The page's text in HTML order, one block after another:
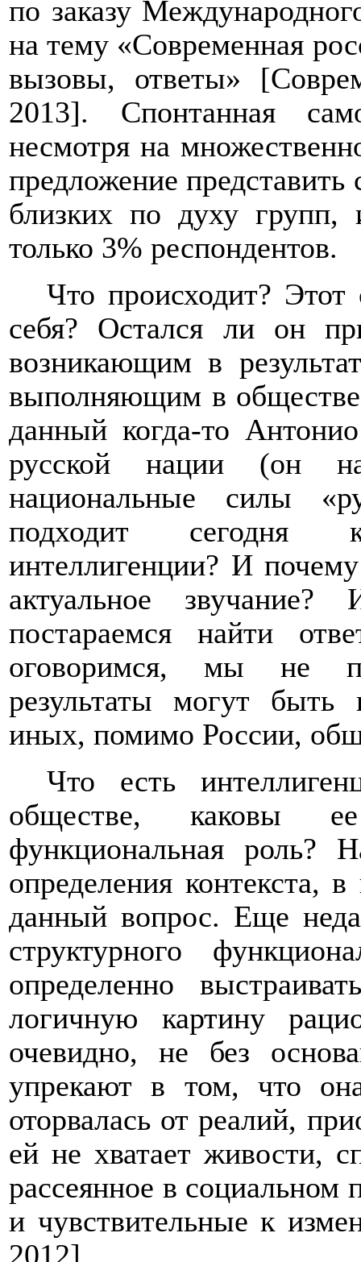
по заказу
на тему «Современная
вызовы, ответы»
2013]. Спонтанная
несмотря на
предложение
близких по духу групп,
только 3% респондентов.
Что происходит?
себя? Остался ли он
возникающим в
выполняющим в
данный когда-то
русской нации (он
национальные силы
подходит сегодня
интеллигенции? И
актуальное
постараемся найти
оговоримся, мы не
результаты могут быть
иных, помимо России,
Что есть
обществе, каковы
функциональная роль?
определения контекста,
данный вопрос. Еще
структурного
определенно
логичную картину
очевидно, не без
упрекают в том, что она
оторвалась от реалий,
ей не хватает живости,
рассеянное в социальном
и чувствительные к
2012].